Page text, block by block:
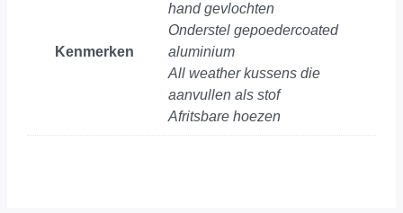
Kenmerken
hand gevlochten
Onderstel gepoedercoated
aluminium
All weather kussens die
aanvullen als stof
Afritsbare hoezen